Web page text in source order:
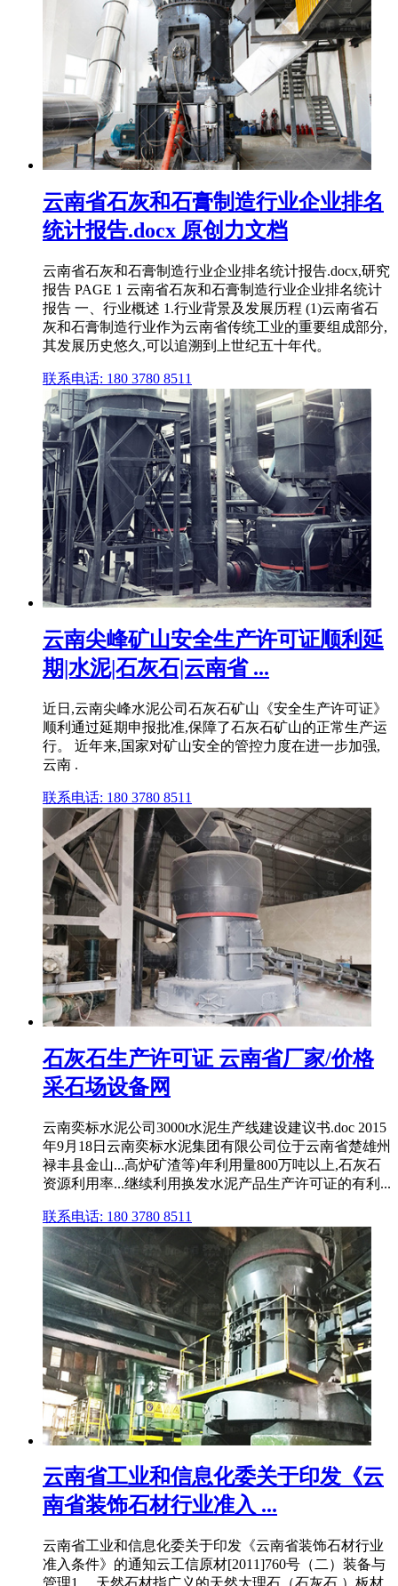
云南省石灰和石膏制造行业企业排名
统计报告.docx 原创力文档
云南省石灰和石膏制造行业企业排名统计报告.docx,研究
报告 PAGE 1 云南省石灰和石膏制造行业企业排名统计
报告 一、行业概述 1.行业背景及发展历程 (1)云南省石
灰和石膏制造行业作为云南省传统工业的重要组成部分,
其发展历史悠久,可以追溯到上世纪五十年代。
联系电话: 180 3780 8511
云南尖峰矿山安全生产许可证顺利延
期|水泥|石灰石|云南省 ...
近日,云南尖峰水泥公司石灰石矿山《安全生产许可证》
顺利通过延期申报批准,保障了石灰石矿山的正常生产运
行。 近年来,国家对矿山安全的管控力度在进一步加强,
云南 .
联系电话: 180 3780 8511
石灰石生产许可证 云南省厂家/价格
采石场设备网
云南奕标水泥公司3000t水泥生产线建设建议书.doc 2015
年9月18日云南奕标水泥集团有限公司位于云南省楚雄州
禄丰县金山...高炉矿渣等)年利用量800万吨以上,石灰石
资源利用率...继续利用换发水泥产品生产许可证的有利...
联系电话: 180 3780 8511
云南省工业和信息化委关于印发《云
南省装饰石材行业准入 ...
云南省工业和信息化委关于印发《云南省装饰石材行业
准入条件》的通知云工信原材[2011]760号（二）装备与